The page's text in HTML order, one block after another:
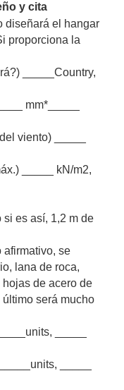
y cita
diseñará el hangar
proporciona la
_____Country,
mm*_____
viento) _____
_____ kN/m2,
si es así, 1,2 m de
afirmativo, se
lana de roca,
de acero de
será mucho
_____
_____